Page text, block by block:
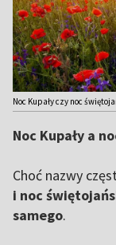
Noc Kupały czy noc
Noc Kupały a
Choć nazwy
i noc
samego.